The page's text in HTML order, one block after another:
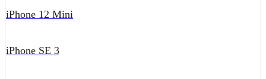
iPhone 12 Mini
iPhone SE 3